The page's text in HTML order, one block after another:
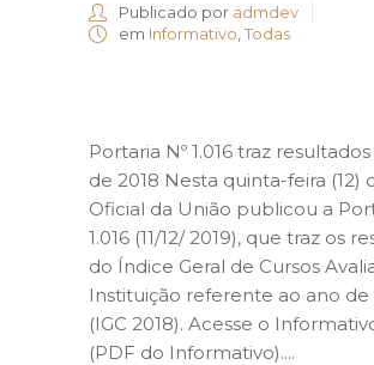
Publicado por admdev
em Informativo Todas
Portaria Nº 1.016 traz
de 2018 Nesta quinta-feira (12)
Oficial da União publicou a
1.016 (11/12/ 2019), que traz os
do Índice Geral de Cursos
Instituição referente ao ano de
(IGC 2018). Acesse o
(PDF do Informativo)....